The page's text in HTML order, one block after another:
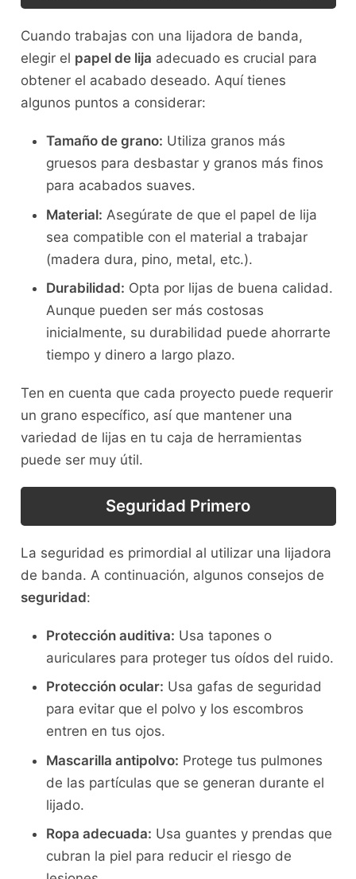
Cuando trabajas con una lijadora de banda,
elegir el papel de lija adecuado es crucial para
obtener el acabado deseado. Aquí tienes
algunos puntos a considerar:
Tamaño de grano: Utiliza granos más
gruesos para desbastar y granos más finos
para acabados suaves.
Material: Asegúrate de que el papel de lija
sea compatible con el material a trabajar
(madera dura, pino, metal, etc.).
Durabilidad: Opta por lijas de buena calidad.
Aunque pueden ser más costosas
inicialmente, su durabilidad puede ahorrarte
tiempo y dinero a largo plazo.
Ten en cuenta que cada proyecto puede requerir
un grano específico, así que mantener una
variedad de lijas en tu caja de herramientas
puede ser muy útil.
Seguridad Primero
La seguridad es primordial al utilizar una lijadora
de banda. A continuación, algunos consejos de
seguridad:
Protección auditiva: Usa tapones o
auriculares para proteger tus oídos del ruido.
Protección ocular: Usa gafas de seguridad
para evitar que el polvo y los escombros
entren en tus ojos.
Mascarilla antipolvo: Protege tus pulmones
de las partículas que se generan durante el
lijado.
Ropa adecuada: Usa guantes y prendas que
cubran la piel para reducir el riesgo de